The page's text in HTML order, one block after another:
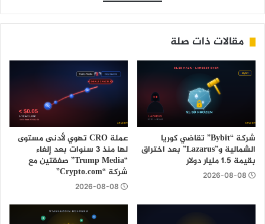
مقالات ذات صلة
شركة “Bybit” تقاضي كوريا
الشمالية و”Lazarus” بعد اختراق
بقيمة 1.5 مليار دولار
2026-08-08
عملة CRO تهوي لأدنى مستوى
لها منذ 3 سنوات بعد إلغاء
“Trump Media” صفقتين مع
شركة “Crypto.com”
2026-08-08